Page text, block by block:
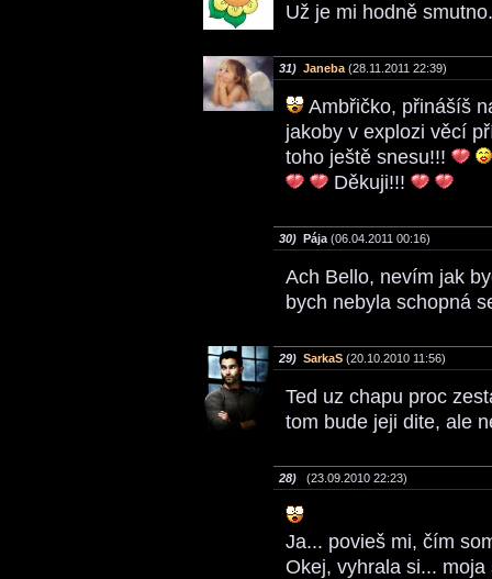
Už je mi hodně
31) Janeba (28.11.2011 22:39)
Ambřičko, přinášíš
jakoby v explozi věcí
toho ještě snesu!!!
Děkuji!!!
30) Pája (06.04.2011 00:16)
Ach Bello, nevím jak
bych nebyla schopná
29) SarkaS (20.10.2010 11:56)
Ted uz chapu proc
tom bude jeji dite, ale
28) (23.09.2010 22:23)
Ja... povieš mi, čím
Okej, vyhrala si...